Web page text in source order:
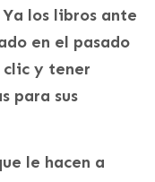
los libros ante
en el pasado
clic y tener
para sus
le hacen a